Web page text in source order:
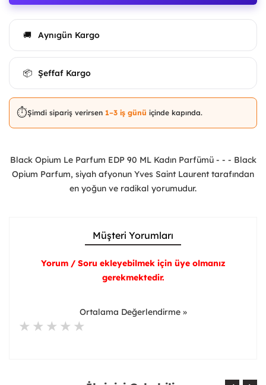
🚚 Aynıgün Kargo
📦 Şeffaf Kargo
⏱️Şimdi sipariş verirsen 1–3 iş günü içinde kapında.
Black Opium Le Parfum EDP 90 ML Kadın Parfümü - - - Black
Opium Parfum, siyah afyonun Yves Saint Laurent tarafından
en yoğun ve radikal yorumudur.
Müşteri Yorumları
Yorum / Soru ekleyebilmek için üye olmanız
gerekmektedir.
Ortalama Değerlendirme »